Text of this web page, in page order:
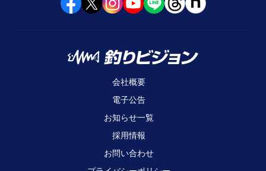
会社概要
電子公告
お知らせ一覧
採用情報
お問い合わせ